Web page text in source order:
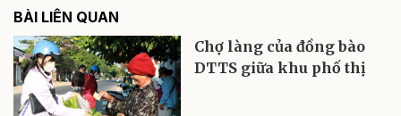
BÀI LIÊN QUAN
Chợ làng của đồng bào
DTTS giữa khu phố thị